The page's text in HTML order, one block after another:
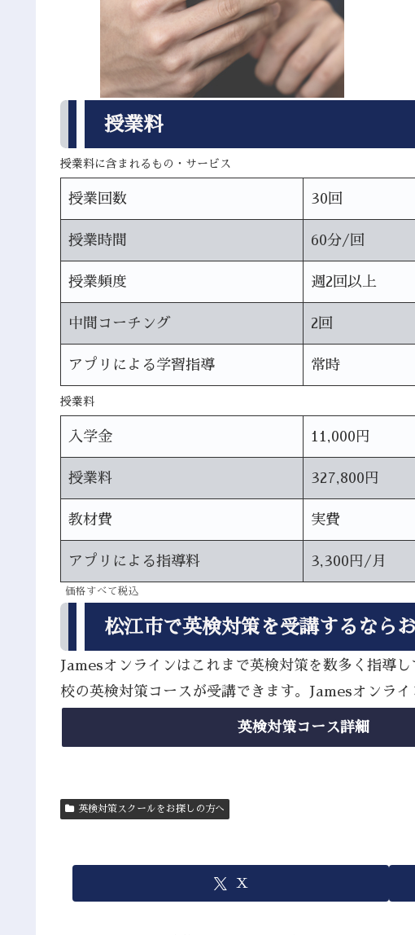
授業料
授業料に含まれるもの・サービス
授業回数 30回
授業時間 60分/回
授業頻度 週2回以上
中間コーチング 2回
アプリによる学習指導 常時
授業料
入学金 11,000円
授業料 327,800円
教材費 実費
アプリによる指導料 3,300円/月
価格すべて税込
松江市で英検対策を受講するなら
Jamesオンラインはこれまで英検対策を数多く指導
校の英検対策コースが受講できます。Jamesオンラ
英検対策コース詳細
英検対策スクールをお探しの方へ
X